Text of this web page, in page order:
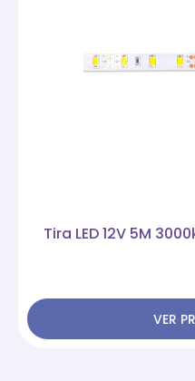
Tira LED 12V 5M
VER